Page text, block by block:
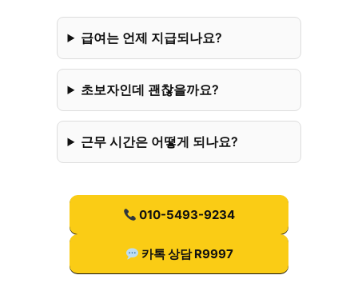
급여는 언제 지급되나요?
초보자인데 괜찮을까요?
근무 시간은 어떻게 되나요?
010-5493-9234
카톡 상담 R9997